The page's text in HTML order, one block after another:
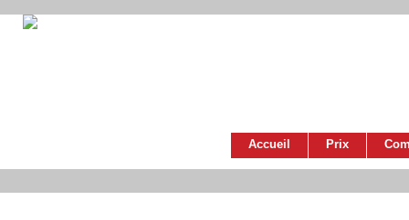
Accueil Prix